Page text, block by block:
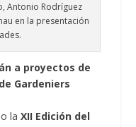
Antonio Rodríguez
en la presentación
a proyectos de
Gardeniers
laXII Edición del